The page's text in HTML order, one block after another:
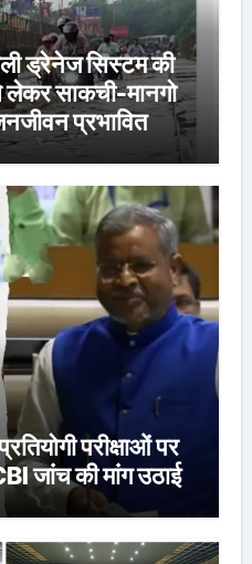
ड्रेनेज सिस्टम की
लेकर साकची-मानगो
प्रभावित
परीक्षाओं पर
जांच की मांग उठाई